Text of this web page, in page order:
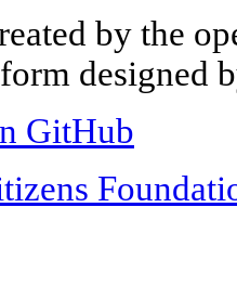
by the
designed
GitHub